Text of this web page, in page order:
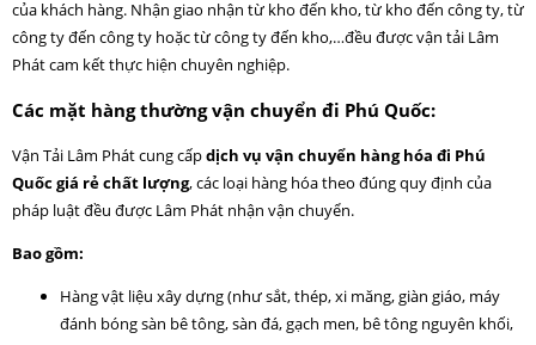
của khách hàng. Nhận giao nhận từ kho đến kho, từ kho đến công ty, từ
công ty đến công ty hoặc từ công ty đến kho,…đều được vận tải Lâm
Phát cam kết thực hiện chuyên nghiệp.
Các mặt hàng thường vận chuyển đi Phú Quốc:
Vận Tải Lâm Phát cung cấpdịch vụ vận chuyển hàng hóa đi Phú
Quốc giá rẻ chất lượng, các loại hàng hóa theo đúng quy định của
pháp luật đều được Lâm Phát nhận vận chuyển.
Bao gồm:
Hàng vật liệu xây dựng (như sắt, thép, xi măng, giàn giáo, máy
đánh bóng sàn bê tông, sàn đá, gạch men, bê tông nguyên khối,